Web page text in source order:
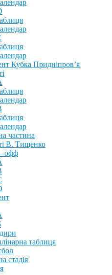
Кубка Придніпров’я
частина
В. Тищенко
офф
таблиця
стадія